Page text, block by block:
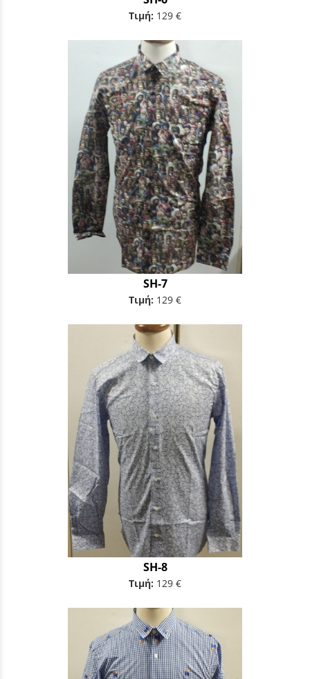
Τιμή: 129 €
SH-7
Τιμή: 129 €
SH-8
Τιμή: 129 €